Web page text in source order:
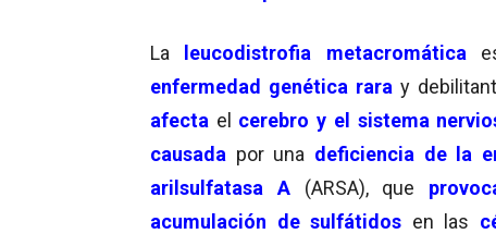
La leucodistrofia metacromática
enfermedad genética rara y
afecta el cerebro y el sistema
causada por una deficiencia de la
arilsulfatasa A
(ARSA), que
acumulación de sulfátidos en las